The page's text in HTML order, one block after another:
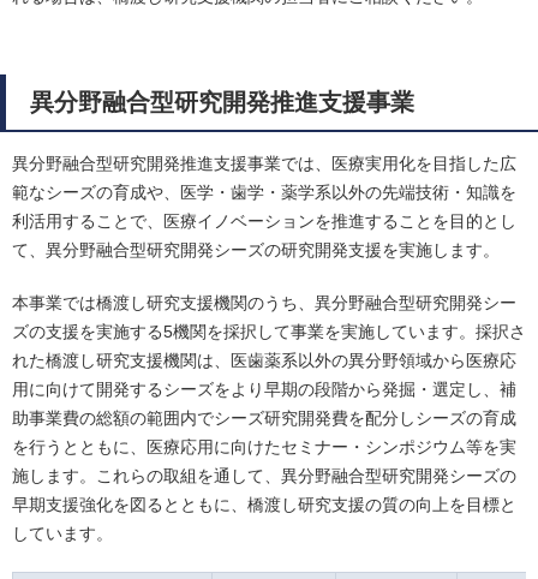
異分野融合型研究開発推進支援事業
異分野融合型研究開発推進支援事業では、医療実用化を目指した広
範なシーズの育成や、医学・歯学・薬学系以外の先端技術・知識を
利活用することで、医療イノベーションを推進することを目的とし
て、異分野融合型研究開発シーズの研究開発支援を実施します。
本事業では橋渡し研究支援機関のうち、異分野融合型研究開発シー
ズの支援を実施する5機関を採択して事業を実施しています。採択さ
れた橋渡し研究支援機関は、医歯薬系以外の異分野領域から医療応
用に向けて開発するシーズをより早期の段階から発掘・選定し、補
助事業費の総額の範囲内でシーズ研究開発費を配分しシーズの育成
を行うとともに、医療応用に向けたセミナー・シンポジウム等を実
施します。これらの取組を通して、異分野融合型研究開発シーズの
早期支援強化を図るとともに、橋渡し研究支援の質の向上を目標と
しています。